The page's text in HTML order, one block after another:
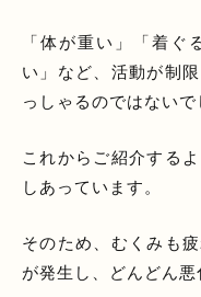
「体が重い」「着
い」など、活動が制
っしゃるのではないで
これからご紹介する
しあっています。
そのため、むくみも
が発生し、どんどん悪